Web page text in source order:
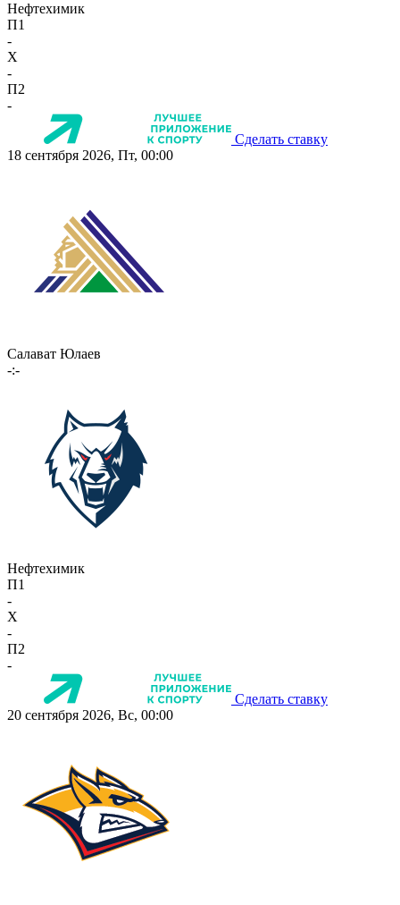
Нефтехимик
П1
-
X
-
П2
-
Сделать ставку
18 сентября 2026, Пт, 00:00
Салават Юлаев
-:-
Нефтехимик
П1
-
X
-
П2
-
Сделать ставку
20 сентября 2026, Вс, 00:00